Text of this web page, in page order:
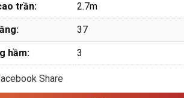
trần: 2.7m
37
hầm: 3
Share